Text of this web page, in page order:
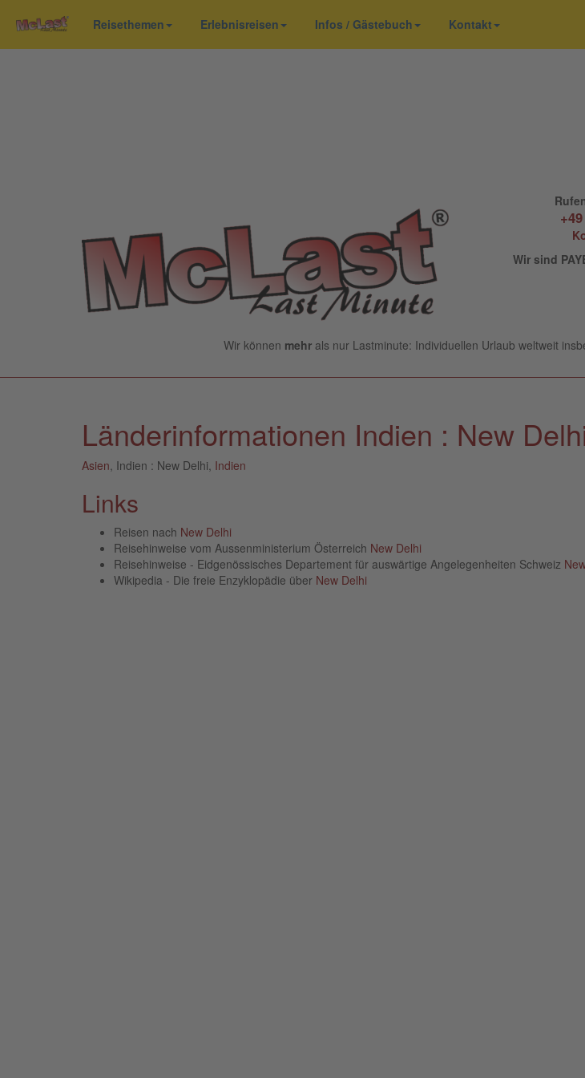
Wir sind
Wir können mehrals nur Lastminute: Individuellen Urlaub weltweit
Reisethemen Erlebnisreisen Infos / Gästebuch Kontakt
Länderinformationen Indien : New
Asien , Indien : New Delhi, Indien
Links
Reisen nach New Delhi
Reisehinweise vom Aussenministerium Österreich New Delhi
Reisehinweise - Eidgenössisches Departement für auswärtige Angelegenheiten Schweiz
Wikipedia - Die freie Enzyklopädie über New Delhi